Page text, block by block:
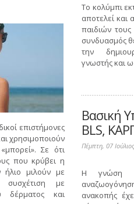
επιστήμονες
χρησιμοποιούν
Σε ότι
που κρύβει η
ήλιο μιλούν με
συσχέτιση με
δέρματος και
Το κολύμπι
αποτελεί και
παιδιών
συνδυασμός
την
γνωστής και
Βασική
BLS,
Πέμπτη, 07
Η γνώση
ανακοπής